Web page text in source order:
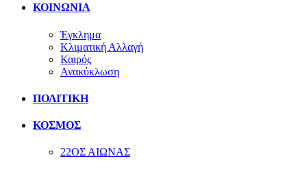
ΚΟΙΝΩΝΙΑ
Έγκλημα
Κλιματική Αλλαγή
Καιρός
Ανακύκλωση
ΠΟΛΙΤΙΚΗ
ΚΟΣΜΟΣ
22ΟΣ ΑΙΩΝΑΣ